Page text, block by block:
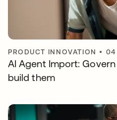
PRODUCT INNOVATION • 04
AI Agent Import:
build them